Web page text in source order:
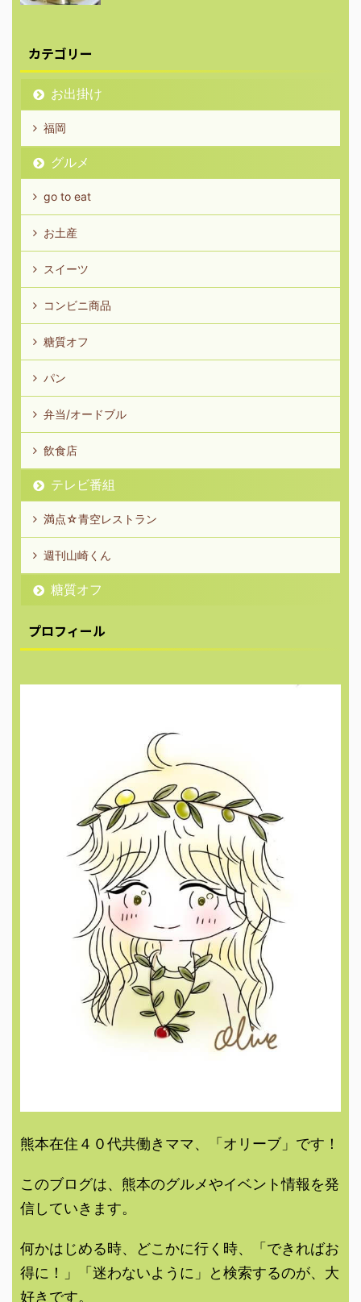
カテゴリー
お出掛け
福岡
グルメ
go to eat
お土産
スイーツ
コンビニ商品
糖質オフ
パン
弁当/オードブル
飲食店
テレビ番組
満点☆青空レストラン
週刊山崎くん
糖質オフ
プロフィール
熊本在住４０代共働きママ、「オリーブ」です！
このブログは、熊本のグルメやイベント情報を発
信していきます。
何かはじめる時、どこかに行く時、「できればお
得に！」「迷わないように」と検索するのが、大
好きです。